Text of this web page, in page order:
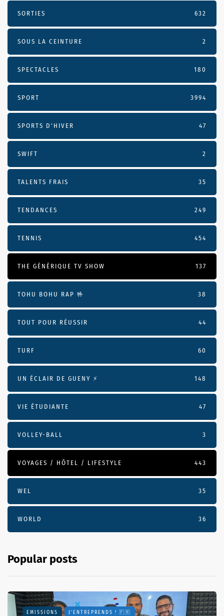
SORTIES 632
SOUS LA CEINTURE 2
SPECTACLES 180
SPORT 3994
SPORTS D'HIVER 47
SWIFT 2
TALENTS FRAIS 35
TENDANCES 249
TENNIS 454
THE GÉNÉRIQUE TV SHOW 137
TOHU BOHU RAP 🤟 38
TOUT POUR RÉUSSIR 44
TURF 60
UN ÉCLAIR DE GUENY ⚡️ 148
VIE ÉTUDIANTE 47
VOLLEY-BALL 3
VOYAGES / HÔTEL / LIFESTYLE 443
WEL 35
WORLD 36
Popular posts
EMISSIONS J'ENTREPRENDS ! 🇫🇷